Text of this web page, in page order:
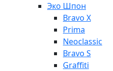
Эко Шпон
Bravo X
Prima
Neoclassic
Bravo S
Graffiti